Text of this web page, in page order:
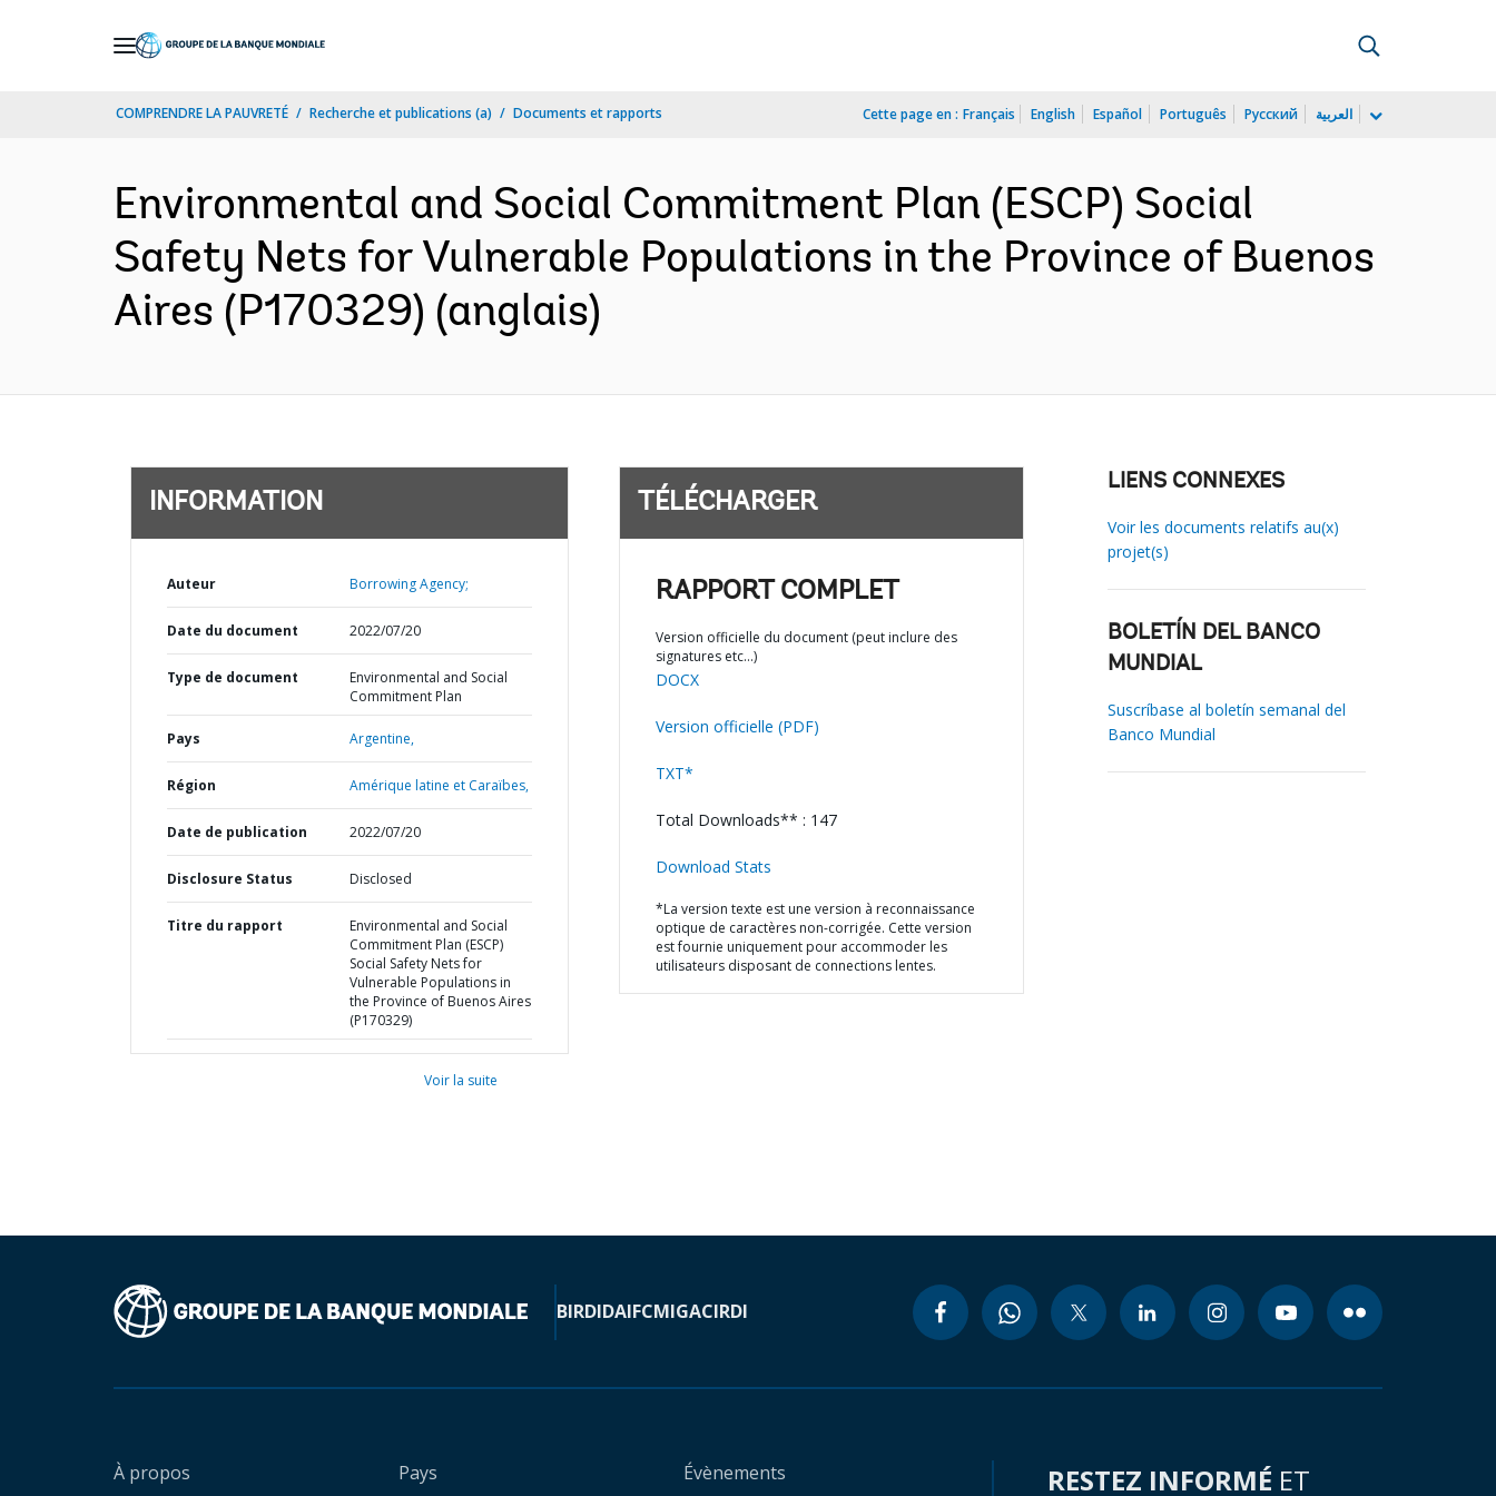
COMPRENDRE LA PAUVRETÉ Recherche et publications (a) Documents et rapports Cette page en : Français English Español Português Русский العربية
Environmental and Social Commitment Plan (ESCP) Social
Safety Nets for Vulnerable Populations in the Province of Buenos
Aires (P170329) (anglais)
INFORMATION
Auteur Borrowing Agency;
Date du document 2022/07/20
Type de document
Environmental and Social
Commitment Plan
Pays Argentine,
Région Amérique latine et Caraïbes,
Date de publication 2022/07/20
Disclosure Status Disclosed
Titre du rapport
Environmental and Social
Commitment Plan (ESCP)
Social Safety Nets for
Vulnerable Populations in
the Province of Buenos Aires
(P170329)
Voir la suite
TÉLÉCHARGER
RAPPORT COMPLET
Version officielle du document (peut inclure des
signatures etc…)
DOCX
Version officielle (PDF)
TXT*
Total Downloads** : 147
Download Stats
*La version texte est une version à reconnaissance
optique de caractères non-corrigée. Cette version
est fournie uniquement pour accommoder les
utilisateurs disposant de connections lentes.
LIENS CONNEXES
Voir les documents relatifs au(x)
projet(s)
BOLETÍN DEL BANCO
MUNDIAL
Suscríbase al boletín semanal del
Banco Mundial
BIRDIDAIFCMIGACIRDI
À propos Pays Évènements RESTEZ INFORMÉ ET